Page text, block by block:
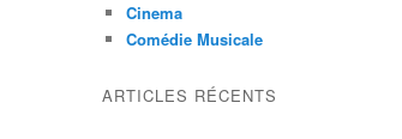
Cinema
Comédie Musicale
ARTICLES RÉCENTS